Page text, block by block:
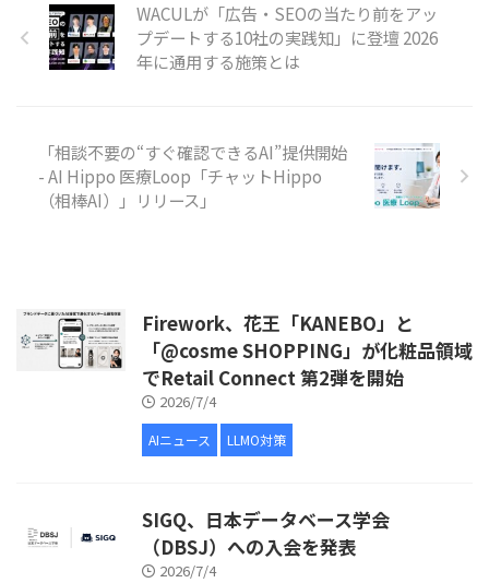
WACULが「広告・SEOの当たり前をアッ
プデートする10社の実践知」に登壇 2026
年に通用する施策とは
「相談不要の“すぐ確認できるAI”提供開始
- AI Hippo 医療Loop「チャットHippo
（相棒AI）」リリース」
Firework、花王「KANEBO」と
「@cosme SHOPPING」が化粧品領域
でRetail Connect 第2弾を開始
2026/7/4
AIニュース LLMO対策
SIGQ、日本データベース学会
（DBSJ）への入会を発表
2026/7/4